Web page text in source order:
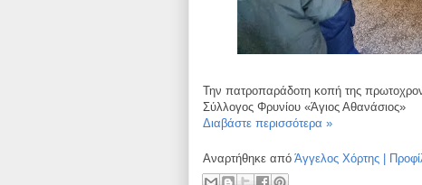
Την πατροπαράδοτη κοπή της
Σύλλογος Φρυνίου «Άγιος Αθανάσιος»
Διαβάστε περισσότερα »
Αναρτήθηκε από Άγγελος Χόρτης |